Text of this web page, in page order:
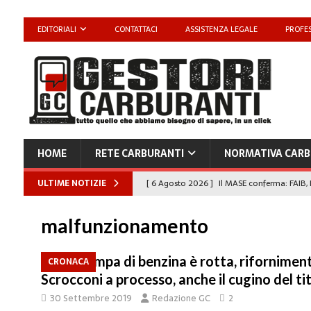
EDITORIALI CONTATTACI ASSISTENZA LEGALE
HOME RETE CARBURANTI NORMATIVA
ULTIME NOTIZIE [ 6 Agosto 2026 ] Il MASE conferma:
[ 6 Agosto 2026 ]
“Da ‘Qui ci puoi fare
Enilive diventa nazionale”
EDITORIALI
[ 4 Agosto 2026 ] Caro Carburanti,
[ 4 Agosto 2026 ]
Carburanti, Sperduto
malfunzionamento
CRONACA
“La pompa di benzina è rotta,
Scrocconi a processo, anche il cugino del
30 Settembre 2019 Redazione GC 2